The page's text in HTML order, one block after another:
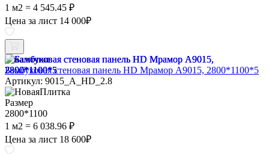
1 м2 = 4 545.45 ₽
Цена за лист 14 000₽
В наличии
Бамбуковая стеновая панель HD Мрамор A9015, 2800*1100*5
Артикул: 9015_A_HD_2.8
Размер
2800*1100
1 м2 = 6 038.96 ₽
Цена за лист 18 600₽